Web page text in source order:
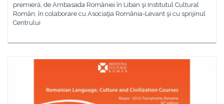
premieră, de Ambasada României în Liban şi Institutul Cultural
Român, în colaborare cu Asociaţia România-Levant şi cu sprijinul
Centrului